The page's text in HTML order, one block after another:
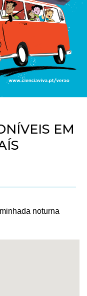
EM
noturna